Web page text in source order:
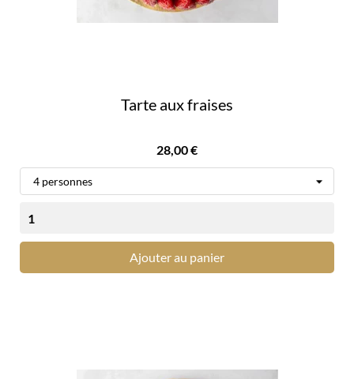
Tarte aux fraises
Prix
28,00 €
Ajouter au panier